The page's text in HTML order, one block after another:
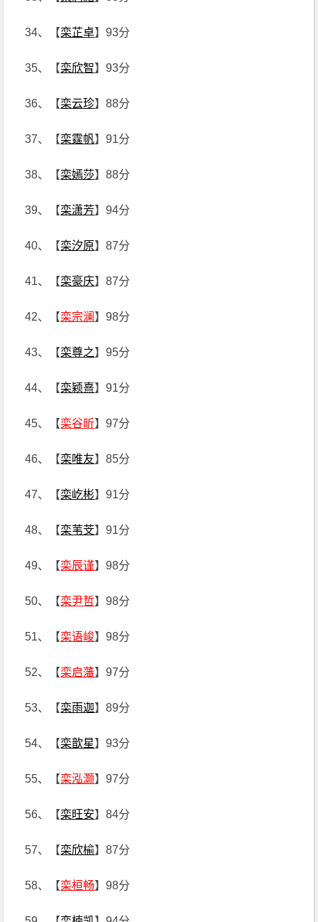
34、【栾芷卓】93分
35、【栾欣智】93分
36、【栾云珍】88分
37、【栾霆帆】91分
38、【栾嫣莎】88分
39、【栾潇芳】94分
40、【栾汐原】87分
41、【栾豪庆】87分
42、【栾宗澜 】98分
43、【栾尊之】95分
44、【栾颖熹】91分
45、【栾谷昕】97分
46、【栾唯友】85分
47、【栾屹彬】91分
48、【栾苇芠】91分
49、【栾辰谨】98分
50、【栾尹哲】98分
51、【栾语峻】98分
52、【栾启藩】97分
53、【栾雨迦】89分
54、【栾歆星】93分
55、【栾泓灏】97分
56、【栾旺安】84分
57、【栾欣榆】87分
58、【栾桓畅】98分